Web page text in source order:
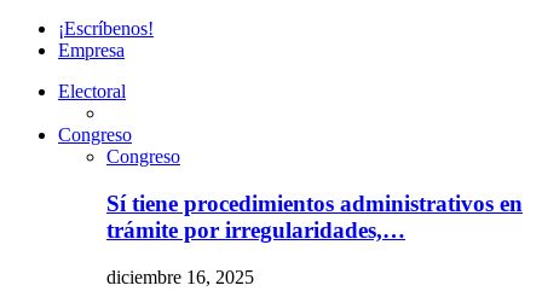
¡Escríbenos!
Empresa
Electoral
Congreso
Congreso
Sí tiene procedimientos administrativos en
trámite por irregularidades,…
diciembre 16, 2025